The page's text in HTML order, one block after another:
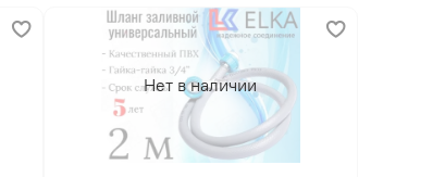
Нет в наличии